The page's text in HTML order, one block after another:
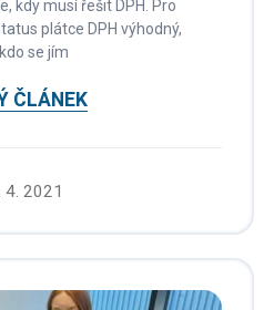
kdy musí řešit DPH. Pro
plátce DPH výhodný,
se jím
ČLÁNEK
4. 2021